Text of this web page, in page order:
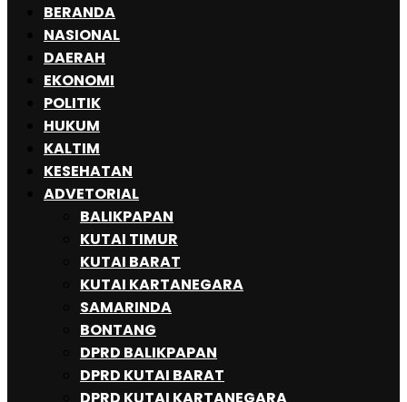
BERANDA
NASIONAL
DAERAH
EKONOMI
POLITIK
HUKUM
KALTIM
KESEHATAN
ADVETORIAL
BALIKPAPAN
KUTAI TIMUR
KUTAI BARAT
KUTAI KARTANEGARA
SAMARINDA
BONTANG
DPRD BALIKPAPAN
DPRD KUTAI BARAT